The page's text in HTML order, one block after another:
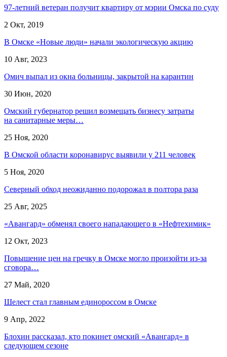
97-летний ветеран получит квартиру от мэрии Омска по суду
2 Окт, 2019
В Омске «Новые люди» начали экологическую акцию
10 Авг, 2023
Омич выпал из окна больницы, закрытой на карантин
30 Июн, 2020
Омский губернатор решил возмещать бизнесу затраты
на санитарные меры…
25 Ноя, 2020
В Омской области коронавирус выявили у 211 человек
5 Ноя, 2020
Северный обход неожиданно подорожал в полтора раза
25 Авг, 2025
«Авангард» обменял своего нападающего в «Нефтехимик»
12 Окт, 2023
Повышение цен на гречку в Омске могло произойти из-за
сговора…
27 Май, 2020
Шелест стал главным единороссом в Омске
9 Апр, 2022
Блохин рассказал, кто покинет омский «Авангард» в
следующем сезоне